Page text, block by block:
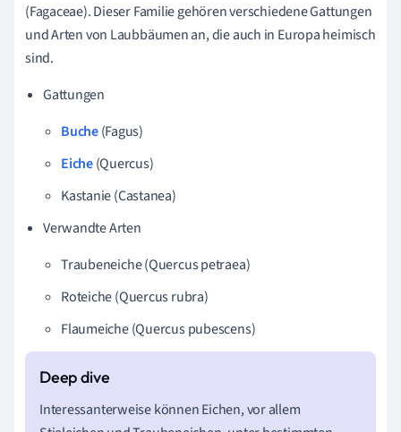
(Fagaceae). Dieser Familie gehören verschiedene Gattungen
und Arten von Laubbäumen an, die auch in Europa heimisch
sind.
Gattungen
Buche(Fagus)
Eiche(Quercus)
Kastanie (Castanea)
Verwandte Arten
Traubeneiche (Quercus petraea)
Roteiche (Quercus rubra)
Flaumeiche (Quercus pubescens)
Interessanterweise können Eichen, vor allem